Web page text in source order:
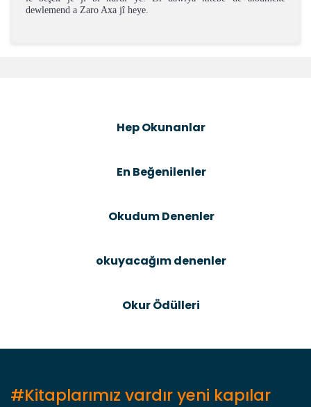
dewlemend a Zaro Axa jî heye.
Ürün açıklamasında eksik bilgiler bulunuyor.
Ürün fiyatı diğer sitelerden daha pahalı.
Hep Okunanlar
En Beğenilenler
Okudum Denenler
okuyacağım denenler
Okur Ödülleri
#Kitaplarımız vardır yeni kapılar